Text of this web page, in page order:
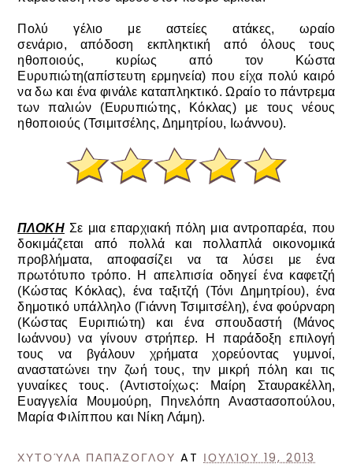
Πολύ γέλιο με αστείες ατάκες, ωραίο
σενάριο, απόδοση εκπληκτική από όλους τους
ηθοποιούς, κυρίως από τον Κώστα
Ευρυπιώτη(απίστευτη ερμηνεία) που είχα πολύ καιρό
να δω και ένα φινάλε καταπληκτικό. Ωραίο το πάντρεμα
των παλιών (Ευρυπιώτης, Κόκλας) με τους νέους
ηθοποιούς (Τσιμιτσέλης, Δημητρίου, Ιωάννου).
ΠΛΟΚΗ Σε μια επαρχιακή πόλη μια αντροπαρέα, που
δοκιμάζεται από πολλά και πολλαπλά οικονομικά
προβλήματα, αποφασίζει να τα λύσει με ένα
πρωτότυπο τρόπο.
Η απελπισία οδηγεί ένα καφετζή
(Κώστας Κόκλας), ένα ταξιτζή (Τόνι Δημητρίου), ένα
δημοτικό υπάλληλο (Γιάννη Τσιμιτσέλη), ένα φούρναρη
(Κώστας Ευριπιώτη) και ένα σπουδαστή (Μάνος
Ιωάννου) να γίνουν στρήπερ.
Η παράδοξη επιλογή
τους να βγάλουν χρήματα χορεύοντας γυμνοί,
αναστατώνει την ζωή τους, την μικρή πόλη και τις
γυναίκες τους. (Αντιστοίχως: Μαίρη Σταυρακέλλη,
Ευαγγελία Μουμούρη, Πηνελόπη Αναστασοπούλου,
Μαρία Φιλίππου και Νίκη Λάμη).
ΧΥΤΟΎΛΑ ΠΑΠΆΖΟΓΛΟΥ AT ΙΟΥΛΊΟΥ 19, 2013